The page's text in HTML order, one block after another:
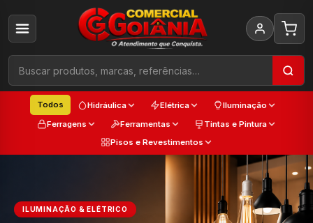
Todos Hidráulica Elétrica
Iluminação
Ferragens
Ferramentas
Tintas e Pintura
Pisos e Revestimentos
ILUMINAÇÃO & ELÉTRICO